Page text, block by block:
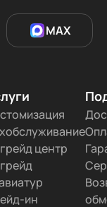
MAX
центр
ин